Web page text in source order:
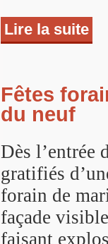
Lire la suite
Fêtes
du neuf
Dès l’entrée
gratifiés
forain de
façade
faisant